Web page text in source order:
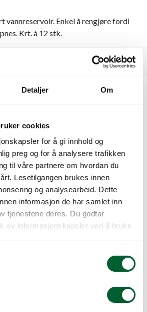
Detaljer Om
cookies
for å gi innhold og
preg og for å analysere trafikken
til våre partnere om hvordan du
Lesetilgangen brukes innen
og analysearbeid. Dette
informasjon de har samlet inn
tjenestene deres. Du godtar
av informasjonskapsler ved å bruke
vannreservoir. Enkel å rengjøre fordi
Krt. à 12 stk.
på